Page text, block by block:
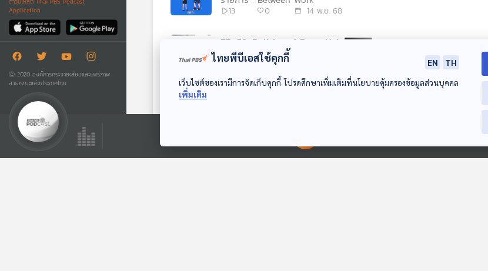
Application
Ⓒ 2020 องค์การกระจายเสียงและแพร่ภาพ
สาธารณะแห่งประเทศไทย
13 0 14 พ.ย. 68
EP. 59: Politics of Baan Yai
รายการ : Media Pulse
EP. 58: Pheu Thai under new leadership
ไทยพีบีเอสใช้คุกกี้ EN
TH
เว็บไซต์ของเรามีการจัดเก็บคุกกี้ โปรดศึกษาเพิ่มเติมที่นโยบายคุ้มครองข้อมูลส่วนบุคคล
เพิ่มเติม